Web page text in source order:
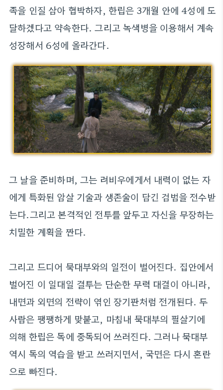
족을 인질 삼아 협박하자, 한립은 3개월 안에 4성에 도
달하겠다고 약속한다. 그리고 녹색병을 이용해서 계속
성장해서 6성에 올라간다.
그 날을 준비하며, 그는 려비우에게서 내력이 없는 자
에게 특화된 암살 기술과 생존술이 담긴 검범을 전수받
는다.그리고 본격적인 전투를 앞두고 자신을 무장하는
치밀한 계획을 짠다.
그리고 드디어 묵대부와의 일전이 벌어진다. 집안에서
벌어진 이 일대일 결투는 단순한 무력 대결이 아니라,
내면과 외면의 전략이 엮인 장기판처럼 전개된다. 두
사람은 팽팽하게 맞붙고, 마침내 묵대부의 필살기에
의해 한립은 독에 중독되어 쓰러진다. 그러나 묵대부
역시 독의 역습을 받고 쓰러지면서, 국면은 다시 혼란
으로 빠진다.